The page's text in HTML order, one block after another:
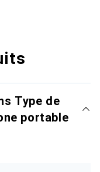
Type de
portable